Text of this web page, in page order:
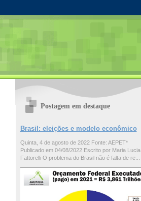
Postagem em destaque
Brasil: eleições e modelo econômico
Quinta, 4 de agosto de 2022 Fonte: AEPET*
Publicado em 04/08/2022 Escrito por Maria Lucia
Fattorelli O problema do Brasil não é falta de re...